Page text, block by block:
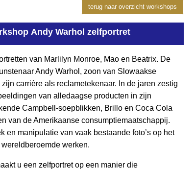
terug naar overzicht workshops
Andy Warhol zelfportret
van Marlilyn Monroe, Mao en Beatrix. De
Andy Warhol, zoon van Slowaakse
carrière als reclametekenaar. In de jaren zestig
van alledaagse producten in zijn
Campbell-soepblikken, Brillo en Coca Cola
van de Amerikaanse consumptiemaatschappij.
en manipulatie van vaak bestaande foto’s op het
werken.
u een zelfportret op een manier die